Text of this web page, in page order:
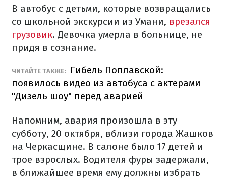
В автобус с детьми, которые возвращались
со школьной экскурсии из Умани, врезался
грузовик. Девочка умерла в больнице, не
придя в сознание.
ЧИТАЙТЕ ТАКЖЕ:
Гибель Поплавской:
появилось видео из автобуса с актерами
"Дизель шоу" перед аварией
Напомним, авария произошла в эту
субботу, 20 октября, вблизи города Жашков
на Черкасщине. В салоне было 17 детей и
трое взрослых. Водителя фуры задержали,
в ближайшее время ему должны избрать